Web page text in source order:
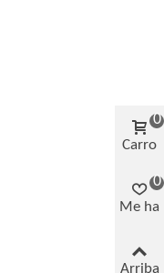
Carro
0
Me ha
0
Arriba